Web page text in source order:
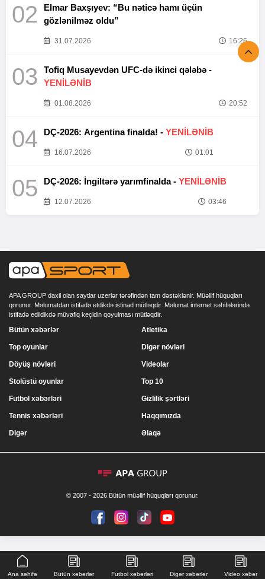
02
Elmar Baxşıyev: “Bu nəticə hamı üçün
gözlənilməz oldu”
31.07.2026 16:26
03
Tofiq Musayevdən UFC-də ikinci qələbə -
YENİLƏNİB
01.08.2026 20:52
04 DÇ-2026: Argentina finalda! - YENİLƏNİB
16.07.2026 01:01
05 DÇ-2026: İngiltərə yarımfinalda - YENİLƏNİB
12.07.2026 03:46
APA GROUP daxil olan saytlar uzerlər tərəfindən tam dəstəklənir. Müəllif hüquqları
qorunur. Məlumatdan istifadə etdikdə istinad mütləqdir. Məlumat internet səhifələrində
istifadə edildikdə müvafiq keçidin qoyulması mütləqdir.
Bütün xəbərlər
Top oyunlar
Döyüş növləri
Stolüstü oyunlar
Atletika
Digər növləri
Videolar
Top 10
Futbol xəbərləri
Tennis xəbərləri
Digər
Gizlilik şərtləri
Haqqımızda
Əlaqə
© 2007 - 2026 Bütün müəllif hüquqları qorunur.
Ana səhifə Bütün xəbərlər Futbol xəbərləri Digər xəbərlər Video xəbər